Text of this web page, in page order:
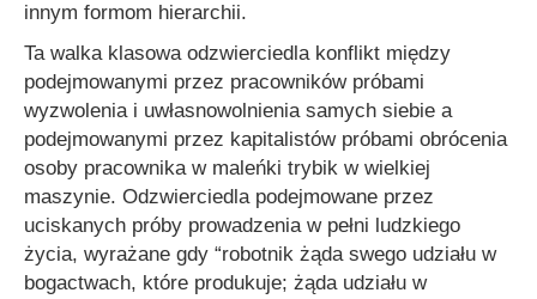
innym formom hierarchii.
Ta walka klasowa odzwierciedla konflikt między
podejmowanymi przez pracowników próbami
wyzwolenia i uwłasnowolnienia samych siebie a
podejmowanymi przez kapitalistów próbami obrócenia
osoby pracownika w maleńki trybik w wielkiej
maszynie. Odzwierciedla podejmowane przez
uciskanych próby prowadzenia w pełni ludzkiego
życia, wyrażane gdy “robotnik żąda swego udziału w
bogactwach, które produkuje; żąda udziału w